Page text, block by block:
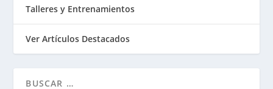
Talleres y Entrenamientos
Ver Artículos Destacados